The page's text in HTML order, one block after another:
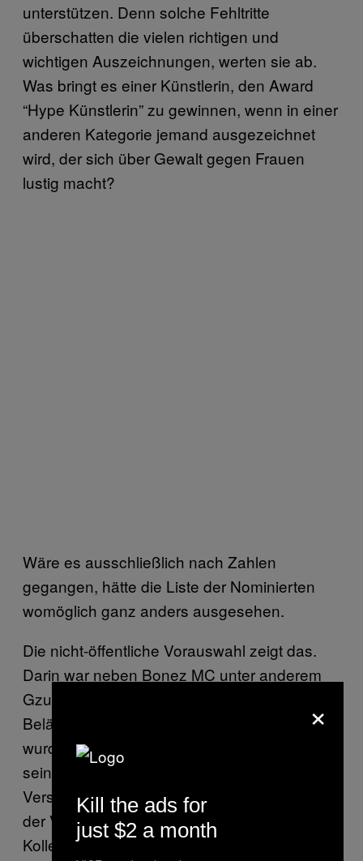
unterstützen. Denn solche Fehltritte
überschatten die vielen richtigen und
wichtigen Auszeichnungen, werten sie ab.
Was bringt es einer Künstlerin, den Award
“Hype Künstlerin” zu gewinnen, wenn in einer
anderen Kategorie jemand ausgezeichnet
wird, der sich über Gewalt gegen Frauen
lustig macht?
Wäre es ausschließlich nach Zahlen
gegangen, hätte die Liste der Nominierten
womöglich ganz anders ausgesehen.
Die nicht-öffentliche Vorauswahl zeigt das.
Darin war neben Bonez MC unter anderem
Gzuz, der im letzten Jahr wegen sexueller
Belästigung beim Splash! Festival verurteilt
wurde, ausgewählt.
seinem Channel immer wieder
Verschwörungstheorien reproduziert, war in
der Vorauswahl zum “HYPE-Youtuber”.
Kollegah war ebenfalls mehrfach gelistet –
×
Kill the ads for
just $2 a month